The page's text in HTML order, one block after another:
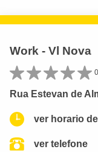
Work - Vl Nova
Rua Estevan de
ver horario
ver telefone